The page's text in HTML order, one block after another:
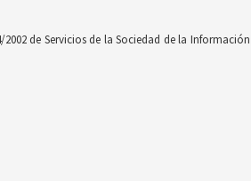
de Servicios de la Sociedad de la